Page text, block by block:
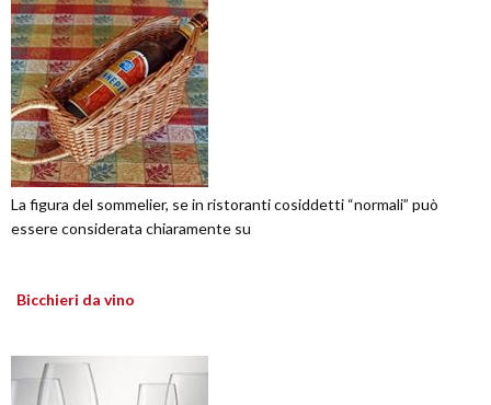
La figura del sommelier, se in ristoranti cosiddetti “normali” può
essere considerata chiaramente su
Bicchieri da vino